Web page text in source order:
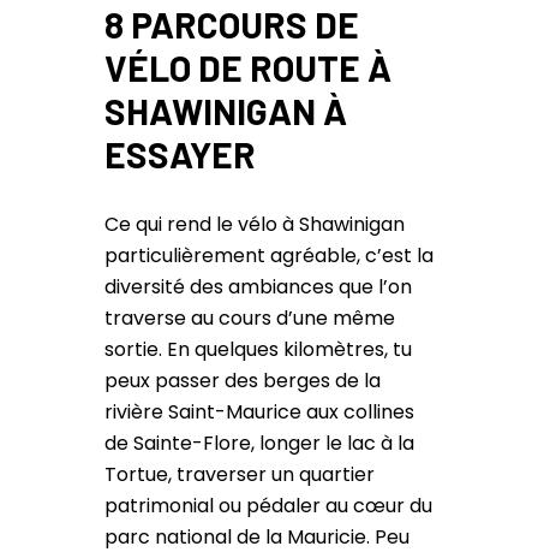
8 PARCOURS DE
VÉLO DE ROUTE À
SHAWINIGAN À
ESSAYER
Ce qui rend le vélo à Shawinigan
particulièrement agréable, c’est la
diversité des ambiances que l’on
traverse au cours d’une même
sortie. En quelques kilomètres, tu
peux passer des berges de la
rivière Saint-Maurice aux collines
de Sainte-Flore, longer le lac à la
Tortue, traverser un quartier
patrimonial ou pédaler au cœur du
parc national de la Mauricie. Peu